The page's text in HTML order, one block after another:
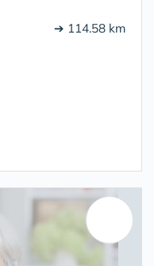
➔ 114.58 km